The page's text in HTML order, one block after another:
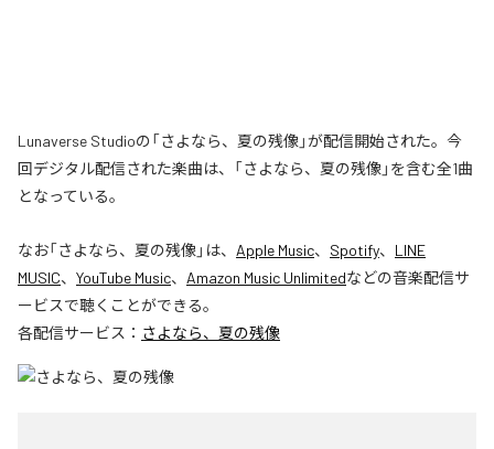
Lunaverse Studioの「さよなら、夏の残像」が配信開始された。今
回デジタル配信された楽曲は、「さよなら、夏の残像」を含む全1曲
となっている。
なお「さよなら、夏の残像」は、 Apple Music、 Spotify、 LINE
MUSIC、 YouTube Music、 Amazon Music Unlimitedなどの音楽配信サ
ービスで聴くことができる。
各配信サービス： さよなら、夏の残像